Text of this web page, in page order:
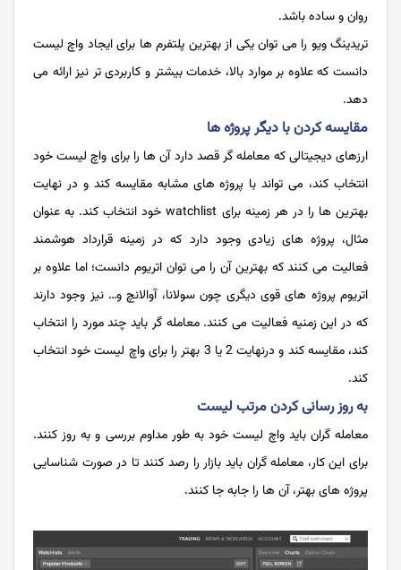
روان و ساده باشد.
تریدینگ ویو را می توان یکی از بهترین پلتفرم ها برای ایجاد واچ لیست
دانست که علاوه بر موارد بالا، خدمات بیشتر و کاربردی تر نیز ارائه می
دهد.
مقایسه کردن با دیگر پروژه‌ ها
ارزهای دیجیتالی که معامله گر قصد دارد آن ها را برای واچ لیست خود
انتخاب کند، می تواند با پروژه های مشابه مقایسه کند و در نهایت
بهترین ها را در هر زمینه برای watchlist خود انتخاب کند. به عنوان
مثال، پروژه های زیادی وجود دارد که در زمینه قرارداد هوشمند
فعالیت می کنند که بهترین آن را می توان اتریوم دانست؛ اما علاوه بر
اتریوم پروژه های قوی دیگری چون سولانا، آوالانچ و… نیز وجود دارند
که در این زمنیه فعالیت می کنند. معامله گر باید چند مورد را انتخاب
کند، مقایسه کند و درنهایت 2 یا 3 بهتر را برای واچ لیست خود انتخاب
کند.
به روز رسانی کردن مرتب لیست
معامله گران باید واچ لیست خود به طور مداوم بررسی و به روز کنند.
برای این کار، معامله گران باید بازار را رصد کنند تا در صورت شناسایی
پروژه های بهتر، آن ها را جابه جا کنند.